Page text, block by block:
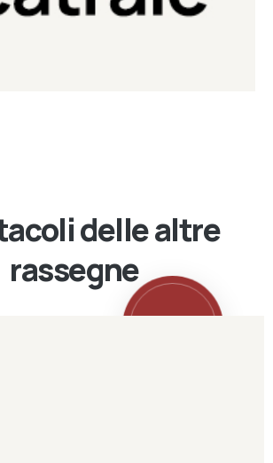
Teatrale
delle altre
rassegne